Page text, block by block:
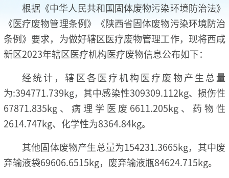
根据《中华人民共和国固体废物污染环境防治法》
《医疗废物管理条例》《陕西省固体废物污染环境防治
条例》要求，为做好辖区医疗废物管理工作，现将西咸
新区2023年辖区医疗机构医疗废物信息公布如下：
经统计，辖区各医疗机构医疗废物产生总量
为:394771.739kg，其中感染性309309.112kg、损伤性
67871.835kg、病理学医废6611.205kg、药物性
2614.747kg、化学性为8364.84kg。
其他固体废物产生总量为154231.3665kg，其中废
弃输液袋69606.6515kg，废弃输液瓶84624.715kg。